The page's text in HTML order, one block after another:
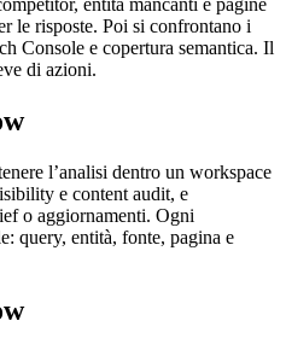
entità mancanti e pagine
le risposte. Poi si confrontano i
Console e copertura semantica. Il
di azioni.
l’analisi dentro un workspace
e content audit, e
o aggiornamenti. Ogni
query, entità, fonte, pagina e